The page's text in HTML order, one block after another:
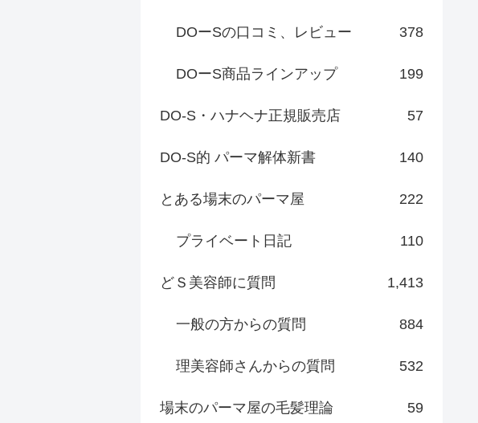
DOーSの口コミ、レビュー 378
DOーS商品ラインアップ 199
DO-S・ハナヘナ正規販売店 57
DO-S的 パーマ解体新書 140
とある場末のパーマ屋 222
プライベート日記 110
どＳ美容師に質問 1,413
一般の方からの質問 884
理美容師さんからの質問 532
場末のパーマ屋の毛髪理論 59